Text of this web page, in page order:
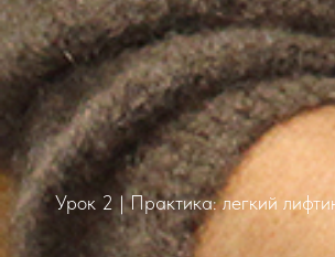
Урок 2 | Практика: легкий